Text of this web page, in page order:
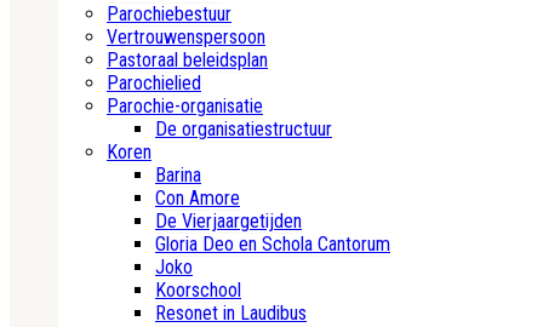
Parochiebestuur
Vertrouwenspersoon
Pastoraal beleidsplan
Parochielied
Parochie-organisatie
De organisatiestructuur
Koren
Barina
Con Amore
De Vierjaargetijden
Gloria Deo en Schola Cantorum
Joko
Koorschool
Resonet in Laudibus